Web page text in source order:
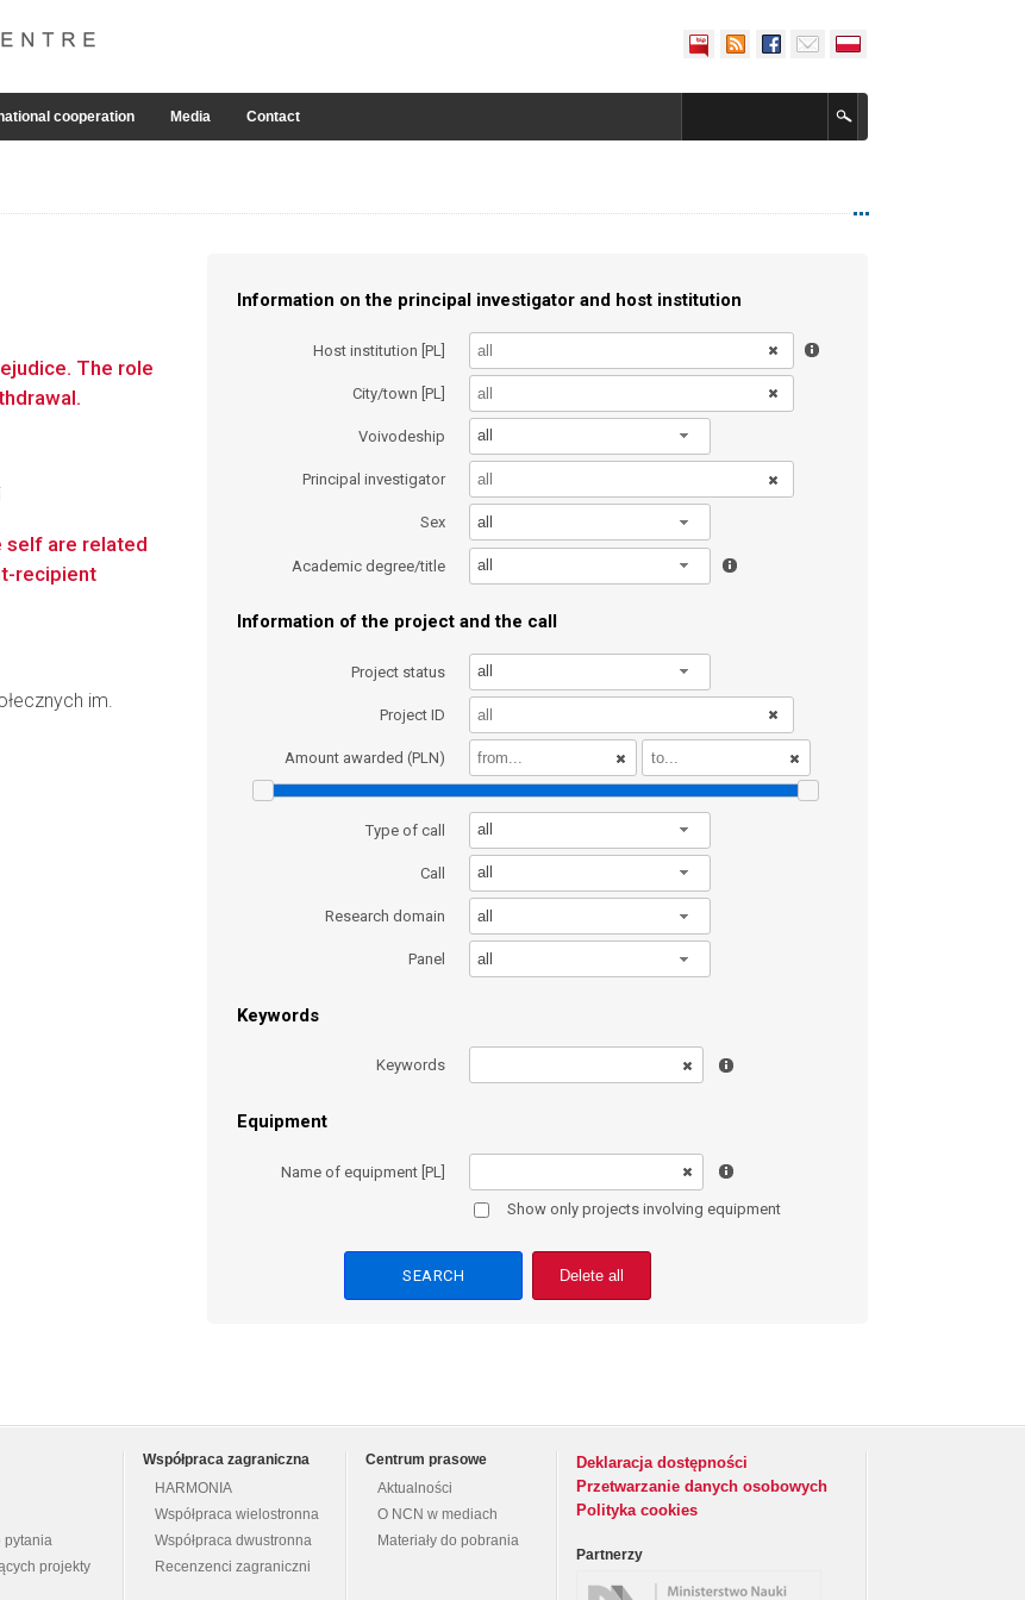
cooperation Media Contact
Information on the principal investigator and host institution
Host institution [PL]
City/town [PL]
Voivodeship all
Principal investigator
Sex all
Academic degree/title all
Information of the project and the call
Project status all
Project ID
Amount awarded (PLN)
Type of call all
Call all
Research domain all
Panel all
Keywords
Keywords
Equipment
Name of equipment [PL]
Show only projects involving equipment
Delete all
The role
self are related
recipient
im.
pytania
projekty
Współpraca zagraniczna
HARMONIA
Współpraca wielostronna
Współpraca dwustronna
Recenzenci zagraniczni
Centrum prasowe
Aktualności
O NCN w mediach
Materiały do pobrania
Deklaracja dostępności
Przetwarzanie danych osobowych
Polityka cookies
Partnerzy